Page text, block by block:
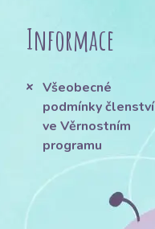
Informace
Všeobecné
podmínky členství
ve Věrnostním
programu